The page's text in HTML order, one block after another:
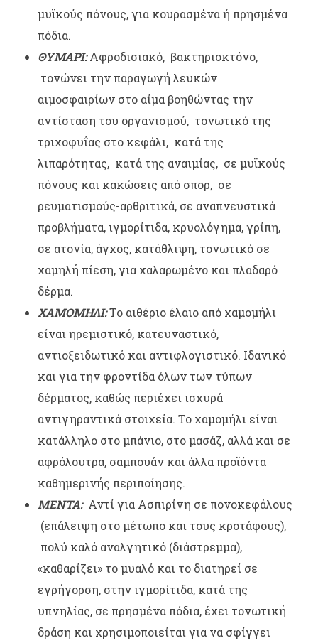
μυϊκούς πόνους, για κουρασμένα ή πρησμένα
πόδια.
ΘΥΜΑΡΙ:Αφροδισιακό, βακτηριοκτόνο,
τονώνει την παραγωγή λευκών
αιμοσφαιρίων στο αίμα βοηθώντας την
αντίσταση του οργανισμού, τονωτικό της
τριχοφυΐας στο κεφάλι, κατά της
λιπαρότητας, κατά της αναιμίας, σε μυϊκούς
πόνους και κακώσεις από σπορ, σε
ρευματισμούς-αρθριτικά, σε αναπνευστικά
προβλήματα, ιγμορίτιδα, κρυολόγημα, γρίπη,
σε ατονία, άγχος, κατάθλιψη, τονωτικό σε
χαμηλή πίεση, για χαλαρωμένο και πλαδαρό
δέρμα.
ΧΑΜΟΜΗΛΙ:Το αιθέριο έλαιο από χαμομήλι
είναι ηρεμιστικό, κατευναστικό,
αντιοξειδωτικό και αντιφλογιστικό. Ιδανικό
και για την φροντίδα όλων των τύπων
δέρματος, καθώς περιέχει ισχυρά
αντιγηραντικά στοιχεία. Το χαμομήλι είναι
κατάλληλο στο μπάνιο, στο μασάζ, αλλά και σε
αφρόλουτρα, σαμπουάν και άλλα προϊόντα
καθημερινής περιποίησης.
ΜΕΝΤΑ:Αντί για Ασπιρίνη σε πονοκεφάλους
(επάλειψη στο μέτωπο και τους κροτάφους),
πολύ καλό αναλγητικό (διάστρεμμα),
«καθαρίζει» το μυαλό και το διατηρεί σε
εγρήγορση, στην ιγμορίτιδα, κατά της
υπνηλίας, σε πρησμένα πόδια, έχει τονωτική
δράση και χρησιμοποιείται για να σφίγγει